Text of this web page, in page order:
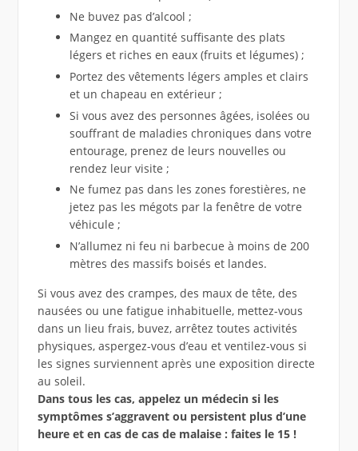
Ne buvez pas d’alcool ;
Mangez en quantité suffisante des plats
légers et riches en eaux (fruits et légumes) ;
Portez des vêtements légers amples et clairs
et un chapeau en extérieur ;
Si vous avez des personnes âgées, isolées ou
souffrant de maladies chroniques dans votre
entourage, prenez de leurs nouvelles ou
rendez leur visite ;
Ne fumez pas dans les zones forestières, ne
jetez pas les mégots par la fenêtre de votre
véhicule ;
N’allumez ni feu ni barbecue à moins de 200
mètres des massifs boisés et landes.
Si vous avez des crampes, des maux de tête, des
nausées ou une fatigue inhabituelle, mettez-vous
dans un lieu frais, buvez, arrêtez toutes activités
physiques, aspergez-vous d’eau et ventilez-vous si
les signes surviennent après une exposition directe
au soleil.
Dans tous les cas, appelez un médecin si les
symptômes s’aggravent ou persistent plus d’une
heure et en cas de cas de malaise : faites le 15 !